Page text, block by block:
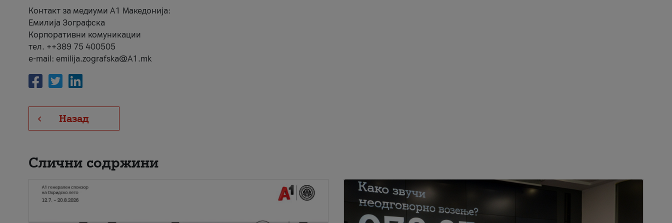
Контакт за медиуми А1 Македонија:
Емилија Зографска
Корпоративни комуникации
тел. ++389 75 400505
e-mail: emilija.zografska@A1.mk
Назад
Слични содржини